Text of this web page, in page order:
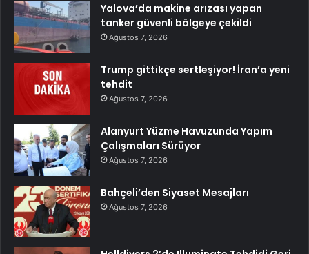
Yalova’da makine arızası yapan
tanker güvenli bölgeye çekildi
Ağustos 7, 2026
Trump gittikçe sertleşiyor! İran’a yeni
tehdit
Ağustos 7, 2026
Alanyurt Yüzme Havuzunda Yapım
Çalışmaları Sürüyor
Ağustos 7, 2026
Bahçeli’den Siyaset Mesajları
Ağustos 7, 2026